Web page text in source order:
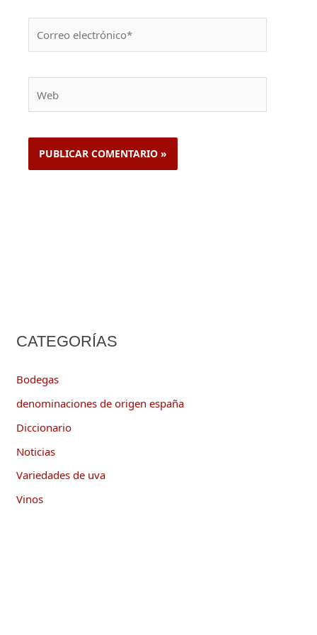
electrónico*
CATEGORÍAS
Bodegas
denominaciones de origen españa
Diccionario
Noticias
Variedades de uva
Vinos